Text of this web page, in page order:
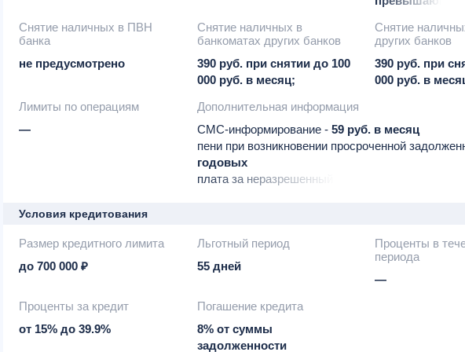
руб. в месяц
Снятие наличных в ПВН
банка
не предусмотрено
Снятие наличных в
банкоматах других банков
390 руб. при снятии до 100
000 руб. в месяц;
Снятие
других банков
390 руб. при
000 руб. в
Лимиты по операциям
—
Дополнительная информация
СМС-информирование - 59 руб. в месяц
пени при возникновении просроченной
годовых
плата за неразрешенный овердрафт -
возможность оформить финансовую подписку
руб. в месяц
бесплатно при выполнении ряда условий) -
условия размещены на сайте банка
перевыпуск карты по любой причине -
Условия кредитования
Размер кредитного лимита
до 700 000 ₽
Льготный период
55 дней
Проценты в
периода
—
Проценты за кредит
от 15% до 39.9%
Погашение кредита
8% от суммы
задолженности